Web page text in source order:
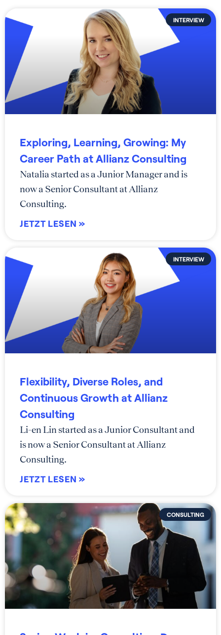
INTERVIEW
Exploring, Learning, Growing: My
Career Path at Allianz Consulting
Natalia started as a Junior Manager and is
now a Senior Consultant at Allianz
Consulting.
JETZT LESEN »
INTERVIEW
Flexibility, Diverse Roles, and
Continuous Growth at Allianz
Consulting
Li-en Lin started as a Junior Consultant and
is now a Senior Consultant at Allianz
Consulting.
JETZT LESEN »
CONSULTING